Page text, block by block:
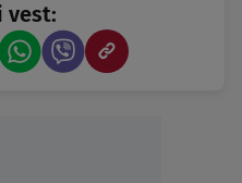
vest: